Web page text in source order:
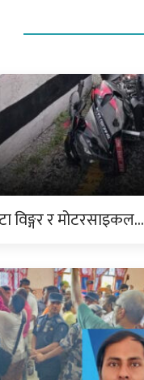
विङ्गर र मोटरसाइकल…